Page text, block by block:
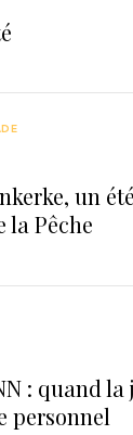
un
la Pêche
: quand
personnel